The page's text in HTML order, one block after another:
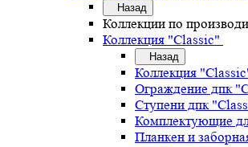
Назад
Коллекции по
Коллекция "Classic"
Назад
Коллекция
Ограждение дпк
Ступени дпк
Комплектующие
Планкен и